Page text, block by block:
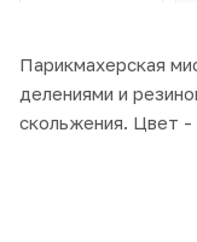
Парикмахерская
делениями и
скольжения. Цвет -